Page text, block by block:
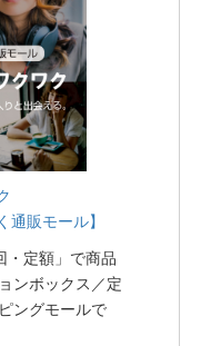
通販モール】
・定額」で商品
ンボックス／定
ングモールで